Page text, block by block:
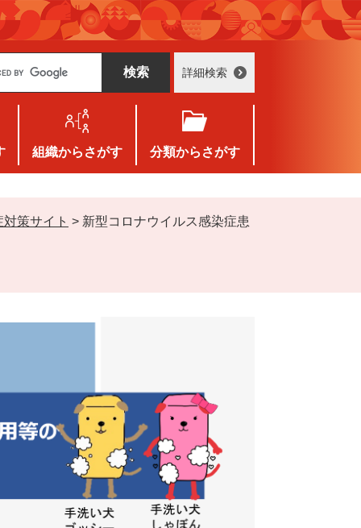
詳細検索
組織からさがす 分類からさがす
策サイト > 新型コロナウイルス感染症患